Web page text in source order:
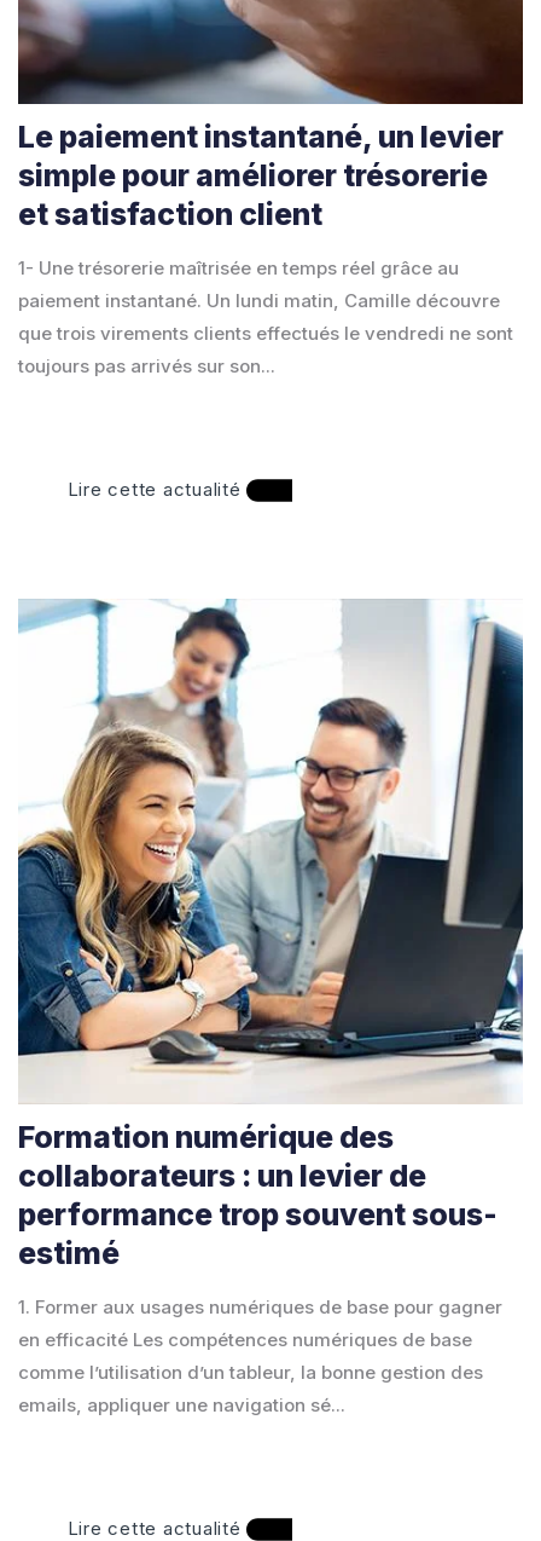
Le paiement instantané, un levier
simple pour améliorer trésorerie
et satisfaction client
1- Une trésorerie maîtrisée en temps réel grâce au
paiement instantané. Un lundi matin, Camille découvre
que trois virements clients effectués le vendredi ne sont
toujours pas arrivés sur son...
Lire cette actualité
Formation numérique des
collaborateurs : un levier de
performance trop souvent sous-
estimé
1. Former aux usages numériques de base pour gagner
en efficacité Les compétences numériques de base
comme l’utilisation d’un tableur, la bonne gestion des
emails, appliquer une navigation sé...
Lire cette actualité